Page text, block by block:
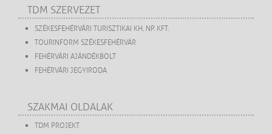
TDM SZERVEZET
SZÉKESFEHÉRVÁRI TURISZTIKAI KH. NP. KFT.
TOURINFORM SZÉKESFEHÉRVÁR
FEHÉRVÁRI AJÁNDÉKBOLT
FEHÉRVÁRI JEGYIRODA
SZAKMAI OLDALAK
TDM PROJEKT